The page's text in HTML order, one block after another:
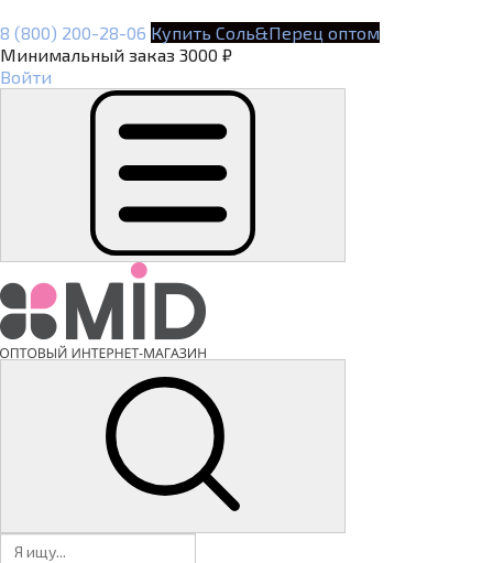
8 (800) 200-28-06 Купить Соль&Перец оптом
Минимальный заказ 3000 ₽
Войти